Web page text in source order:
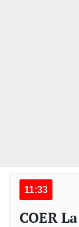
11:33
COER